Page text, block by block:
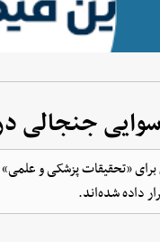
جنجالی
«تحقیقات پزشکی و
داده‌ شده‌اند.